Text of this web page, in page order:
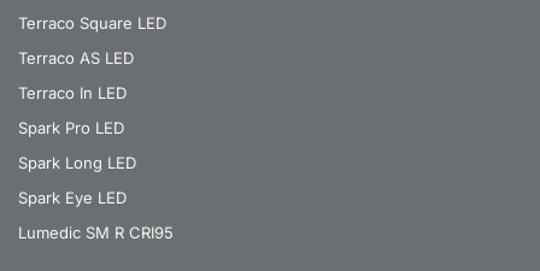
Terraco Square LED
Terraco AS LED
Terraco In LED
Spark Pro LED
Spark Long LED
Spark Eye LED
Lumedic SM R CRI95